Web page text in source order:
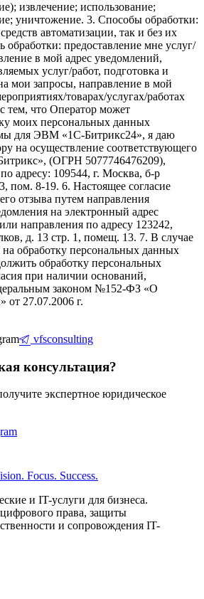
извлечение; использование;
уничтожение. 3. Способы обработки:
автоматизации, так и без их
обработки: предоставление мне услуг/
в мой адрес уведомлений,
услуг/работ, подготовка и
мои запросы, направление в мой
товарах/услугах/работах
тем, что Оператор может
моих персональных данных
для ЭВМ «1С-Битрикс24», я даю
на осуществление соответствующего
(ОГРН 5077746476209),
адресу: 109544, г. Москва, б-р
пом. 8-19. 6. Настоящее согласие
отзыва путем направления
на электронный адрес
направления по адресу 123242,
д. 13 стр. 1, помещ. 13. 7. В случае
обработку персональных данных
обработку персональных
при наличии оснований,
законом №152-ФЗ «О
от 27.07.2006 г.
vfsconsulting
консультация?
экспертное юридическое
Focus. Success.
и IT-услуги для бизнеса.
права, защиты
и сопровождения IT-